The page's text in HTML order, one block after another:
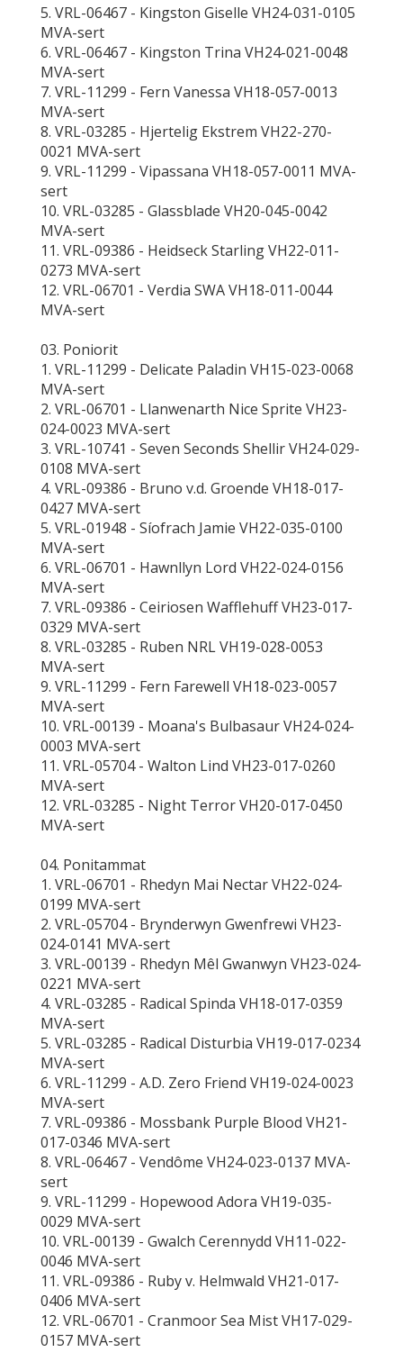
5. VRL-06467 - Kingston Giselle VH24-031-0105
MVA-sert
6. VRL-06467 - Kingston Trina VH24-021-0048
MVA-sert
7. VRL-11299 - Fern Vanessa VH18-057-0013
MVA-sert
8. VRL-03285 - Hjertelig Ekstrem VH22-270-
0021 MVA-sert
9. VRL-11299 - Vipassana VH18-057-0011 MVA-
sert
10. VRL-03285 - Glassblade VH20-045-0042
MVA-sert
11. VRL-09386 - Heidseck Starling VH22-011-
0273 MVA-sert
12. VRL-06701 - Verdia SWA VH18-011-0044
MVA-sert
03. Poniorit
1. VRL-11299 - Delicate Paladin VH15-023-0068
MVA-sert
2. VRL-06701 - Llanwenarth Nice Sprite VH23-
024-0023 MVA-sert
3. VRL-10741 - Seven Seconds Shellir VH24-029-
0108 MVA-sert
4. VRL-09386 - Bruno v.d. Groende VH18-017-
0427 MVA-sert
5. VRL-01948 - Síofrach Jamie VH22-035-0100
MVA-sert
6. VRL-06701 - Hawnllyn Lord VH22-024-0156
MVA-sert
7. VRL-09386 - Ceiriosen Wafflehuff VH23-017-
0329 MVA-sert
8. VRL-03285 - Ruben NRL VH19-028-0053
MVA-sert
9. VRL-11299 - Fern Farewell VH18-023-0057
MVA-sert
10. VRL-00139 - Moana's Bulbasaur VH24-024-
0003 MVA-sert
11. VRL-05704 - Walton Lind VH23-017-0260
MVA-sert
12. VRL-03285 - Night Terror VH20-017-0450
MVA-sert
04. Ponitammat
1. VRL-06701 - Rhedyn Mai Nectar VH22-024-
0199 MVA-sert
2. VRL-05704 - Brynderwyn Gwenfrewi VH23-
024-0141 MVA-sert
3. VRL-00139 - Rhedyn Mêl Gwanwyn VH23-024-
0221 MVA-sert
4. VRL-03285 - Radical Spinda VH18-017-0359
MVA-sert
5. VRL-03285 - Radical Disturbia VH19-017-0234
MVA-sert
6. VRL-11299 - A.D. Zero Friend VH19-024-0023
MVA-sert
7. VRL-09386 - Mossbank Purple Blood VH21-
017-0346 MVA-sert
8. VRL-06467 - Vendôme VH24-023-0137 MVA-
sert
9. VRL-11299 - Hopewood Adora VH19-035-
0029 MVA-sert
10. VRL-00139 - Gwalch Cerennydd VH11-022-
0046 MVA-sert
11. VRL-09386 - Ruby v. Helmwald VH21-017-
0406 MVA-sert
12. VRL-06701 - Cranmoor Sea Mist VH17-029-
0157 MVA-sert